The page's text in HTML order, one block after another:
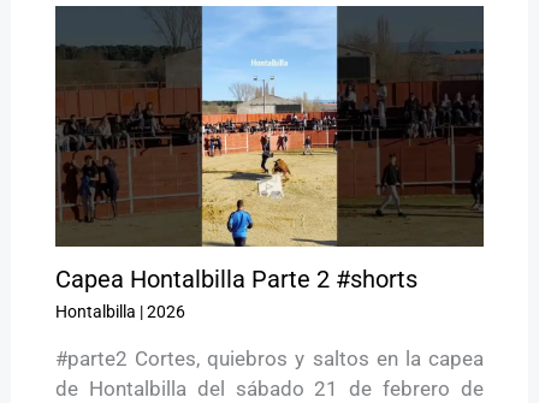
Capea Hontalbilla Parte 2 #shorts
Hontalbilla |2026
#parte2 Cortes, quiebros y saltos en la capea
de Hontalbilla del sábado 21 de febrero de